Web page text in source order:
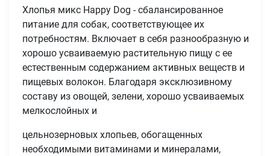
Хлопья микс Happy Dog - сбалансированное
питание для собак, соответствующее их
потребностям. Включает в себя разнообразную и
хорошо усваиваемую растительную пищу с ее
естественным содержанием активных веществ и
пищевых волокон. Благодаря эксклюзивному
составу из овощей, зелени, хорошо усваиваемых
мелкослойных и
цельнозерновых хлопьев, обогащенных
необходимыми витаминами и минералами,